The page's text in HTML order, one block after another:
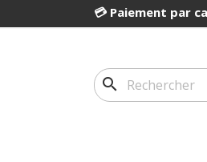
💳 Paiement par
search